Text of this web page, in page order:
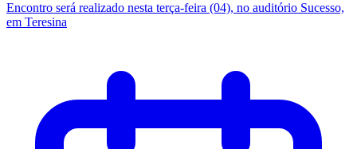
Encontro será realizado nesta terça-feira (04), no auditório Sucesso,
em Teresina